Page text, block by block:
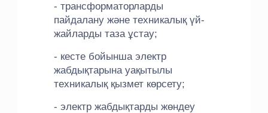
- трансформаторларды
пайдалану және техникалық үй-
жайларды таза ұстау;
- кесте бойынша электр
жабдықтарына уақытылы
техникалық қызмет көрсету;
- электр жабдықтарды жөндеу